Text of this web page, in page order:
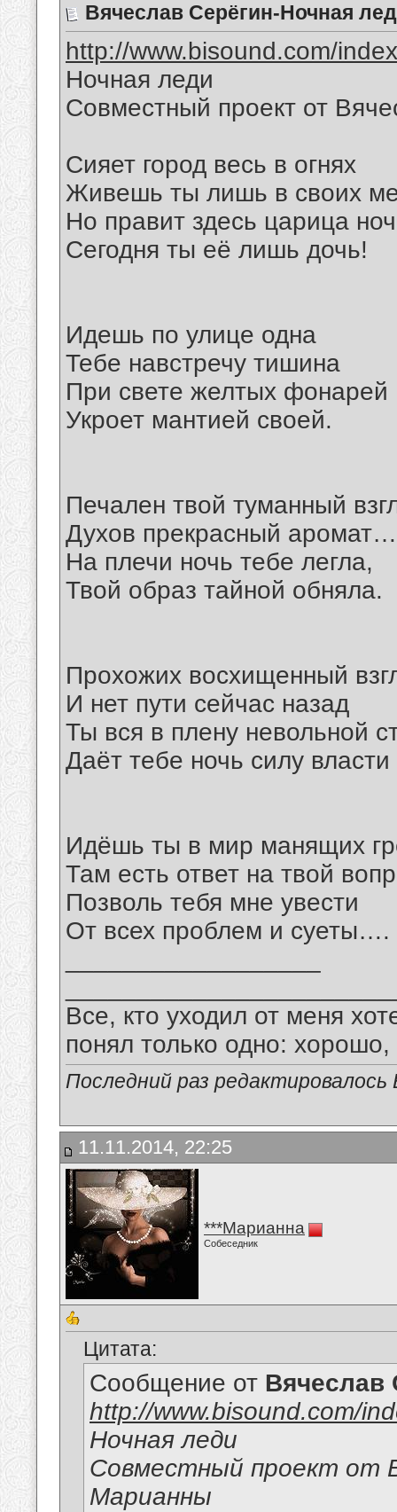
Вячеслав Серёгин-Ночная
http://www.bisound.com/
Ночная леди
Совместный проект от
Сияет город весь в огнях
Живешь ты лишь в своих
Но правит здесь царица
Сегодня ты её лишь дочь!
Идешь по улице одна
Тебе навстречу тишина
При свете желтых фонарей
Укроет мантией своей.
Печален твой туманный
Духов прекрасный аромат…
На плечи ночь тебе легла,
Твой образ тайной обняла.
Прохожих восхищенный
И нет пути сейчас назад
Ты вся в плену невольной
Даёт тебе ночь силу власти
Идёшь ты в мир манящих
Там есть ответ на твой
Позволь тебя мне увести
От всех проблем и суеты….
Все, кто уходил от меня
понял только одно:
Последний раз
11.11.2014, 22:25
***Марианна
Собеседник
Цитата:
Сообщение от Вячеслав
http://www.bisound.com/
Ночная леди
Совместный проект от
Марианны